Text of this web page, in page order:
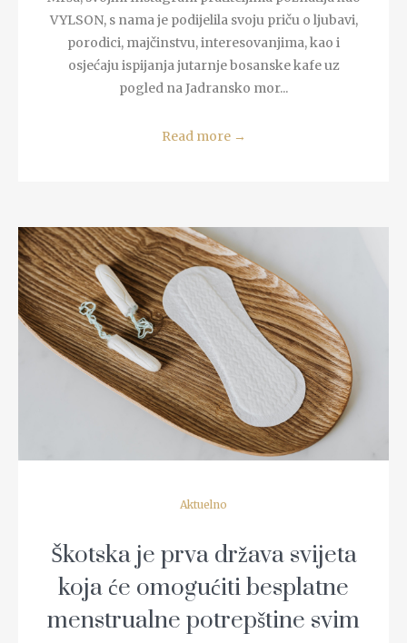
VYLSON, s nama je podijelila svoju priču o ljubavi,
porodici, majčinstvu, interesovanjima, kao i
osjećaju ispijanja jutarnje bosanske kafe uz
pogled na Jadransko mor...
Read more →
READ MORE
Aktuelno
Škotska je prva država svijeta
koja će omogućiti besplatne
menstrualne potrepštine svim